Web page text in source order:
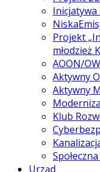
Inicjatywa
Projekt
młodzież
AOON/OW
Aktywny
Aktywny
Klub
Urząd